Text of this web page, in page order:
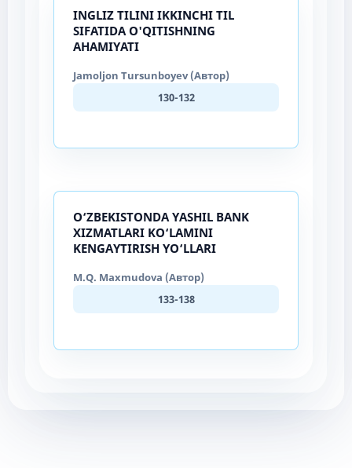
INGLIZ TILINI IKKINCHI TIL
SIFATIDA O'QITISHNING
AHAMIYATI
Jamoljon Tursunboyev (Автор)
130-132
O‘ZBEKISTONDA YASHIL BANK
XIZMATLARI KO‘LAMINI
KENGAYTIRISH YO‘LLARI
M.Q. Maxmudova (Автор)
133-138